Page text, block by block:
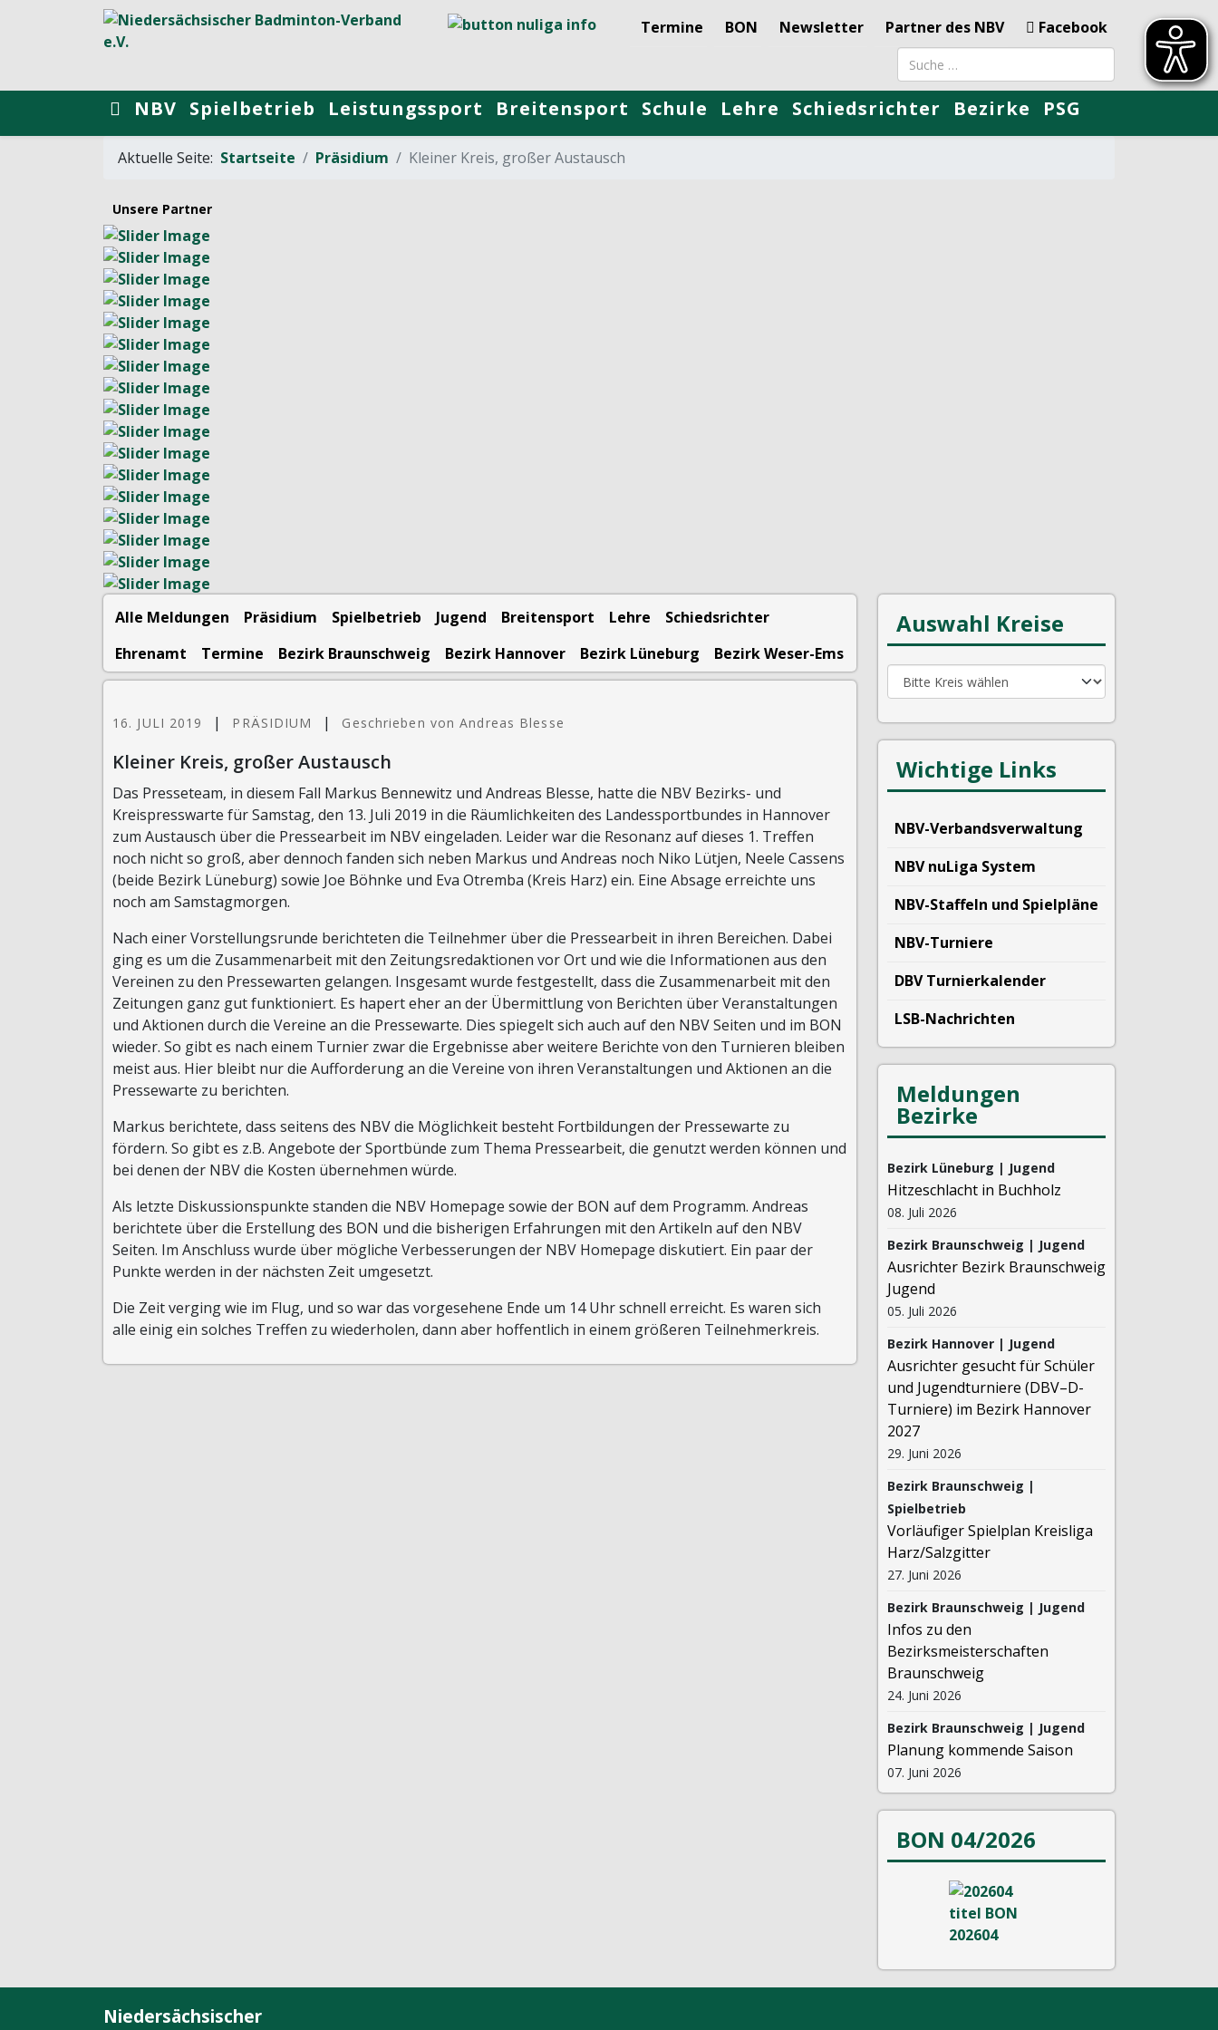
Termine BON Newsletter Partner des NBV
Facebook
Suchbegriff
NBV Spielbetrieb Leistungssport Breitensport Schule Lehre Schiedsrichter Bezirke PSG
Aktuelle Seite: Startseite Präsidium Kleiner Kreis, großer Austausch
Unsere Partner
Alle Meldungen Präsidium Spielbetrieb Jugend Breitensport Lehre
Schiedsrichter
Ehrenamt
Termine Bezirk Braunschweig Bezirk Hannover Bezirk Lüneburg Bezirk Weser-Ems
16. JULI 2019 | PRÄSIDIUM | Geschrieben von Andreas Blesse
Kleiner Kreis, großer Austausch
Das Presseteam, in diesem Fall Markus Bennewitz und Andreas Blesse, hatte die NBV Bezirks- und
Kreispresswarte für Samstag, den 13. Juli 2019 in die Räumlichkeiten des Landessportbundes in Hannover
zum Austausch über die Pressearbeit im NBV eingeladen. Leider war die Resonanz auf dieses 1. Treffen
noch nicht so groß, aber dennoch fanden sich neben Markus und Andreas noch Niko Lütjen, Neele Cassens
(beide Bezirk Lüneburg) sowie Joe Böhnke und Eva Otremba (Kreis Harz) ein. Eine Absage erreichte uns
noch am Samstagmorgen.
Nach einer Vorstellungsrunde berichteten die Teilnehmer über die Pressearbeit in ihren Bereichen. Dabei
ging es um die Zusammenarbeit mit den Zeitungsredaktionen vor Ort und wie die Informationen aus den
Vereinen zu den Pressewarten gelangen. Insgesamt wurde festgestellt, dass die Zusammenarbeit mit den
Zeitungen ganz gut funktioniert. Es hapert eher an der Übermittlung von Berichten über Veranstaltungen
und Aktionen durch die Vereine an die Pressewarte. Dies spiegelt sich auch auf den NBV Seiten und im BON
wieder. So gibt es nach einem Turnier zwar die Ergebnisse aber weitere Berichte von den Turnieren bleiben
meist aus. Hier bleibt nur die Aufforderung an die Vereine von ihren Veranstaltungen und Aktionen an die
Pressewarte zu berichten.
Markus berichtete, dass seitens des NBV die Möglichkeit besteht Fortbildungen der Pressewarte zu
fördern. So gibt es z.B. Angebote der Sportbünde zum Thema Pressearbeit, die genutzt werden können und
bei denen der NBV die Kosten übernehmen würde.
Als letzte Diskussionspunkte standen die NBV Homepage sowie der BON auf dem Programm. Andreas
berichtete über die Erstellung des BON und die bisherigen Erfahrungen mit den Artikeln auf den NBV
Seiten. Im Anschluss wurde über mögliche Verbesserungen der NBV Homepage diskutiert. Ein paar der
Punkte werden in der nächsten Zeit umgesetzt.
Die Zeit verging wie im Flug, und so war das vorgesehene Ende um 14 Uhr schnell erreicht. Es waren sich
alle einig ein solches Treffen zu wiederholen, dann aber hoffentlich in einem größeren Teilnehmerkreis.
Auswahl Kreise
Wichtige Links
NBV-Verbandsverwaltung
NBV nuLiga System
NBV-Staffeln und Spielpläne
NBV-Turniere
DBV Turnierkalender
LSB-Nachrichten
Meldungen
Bezirke
Bezirk Lüneburg | Jugend
Hitzeschlacht in Buchholz
08. Juli 2026
Bezirk Braunschweig | Jugend
Ausrichter Bezirk Braunschweig
Jugend
05. Juli 2026
Bezirk Hannover | Jugend
Ausrichter gesucht für Schüler
und Jugendturniere (DBV–D-
Turniere) im Bezirk Hannover
2027
29. Juni 2026
Bezirk Braunschweig |
Spielbetrieb
Vorläufiger Spielplan Kreisliga
Harz/Salzgitter
27. Juni 2026
Bezirk Braunschweig | Jugend
Infos zu den
Bezirksmeisterschaften
Braunschweig
24. Juni 2026
Bezirk Braunschweig | Jugend
Planung kommende Saison
07. Juni 2026
BON 04/2026
Niedersächsischer